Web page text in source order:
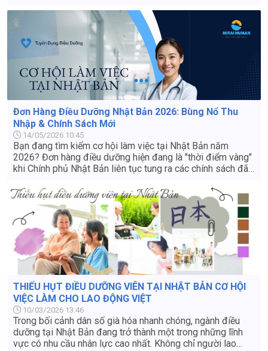
lý. Nếu các ngành công xưởng hay xây dựng chỉ giúp bạn
thạo tay nghề, thì ngành Hộ lý chính là một "học viện ngôn
ngữ" thực tế, mở ra nấc thang sự nghiệp rực rỡ cho bạn
sau khi về nước.
Đơn Hàng Điều Dưỡng Nhật Bản 2026: Bùng Nổ Thu
Nhập & Chính Sách Mới
14/05/2026 10:45
Bạn đang tìm kiếm cơ hội làm việc tại Nhật Bản năm
2026? Đơn hàng điều dưỡng hiện đang là "thời điểm vàng"
khi Chính phủ Nhật Bản liên tục tung ra các chính sách đãi
chi tiết về mức lương, chi phí và lộ trình mới nhất để bạn
sẵn sàng hành trang.
THIẾU HỤT ĐIỀU DƯỠNG VIÊN TẠI NHẬT BẢN CƠ HỘI
VIỆC LÀM CHO LAO ĐỘNG VIỆT
10/03/2026 13:46
Trong bối cảnh dân số già hóa nhanh chóng, ngành điều
dưỡng tại Nhật Bản đang trở thành một trong những lĩnh
vực có nhu cầu nhân lực cao nhất. Không chỉ người lao